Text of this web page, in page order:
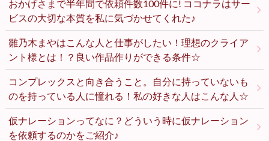
おかげさまで半年間で依頼件数100件に! ココナラはサー
ビスの大切な本質を私に気づかせてくれた♪
雛乃木まやはこんな人と仕事がしたい！理想のクライア
ント様とは！？良い作品作りができる条件☆
コンプレックスと向き合うこと。自分に持っていないも
のを持っている人に憧れる！私の好きな人はこんな人☆
仮ナレーションってなに？どういう時に仮ナレーション
を依頼するのかをご紹介♪